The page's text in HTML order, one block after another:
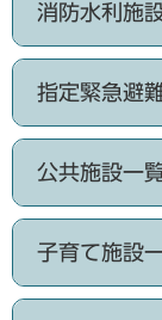
消防水利施
指定緊急避
公共施設一
子育て施設